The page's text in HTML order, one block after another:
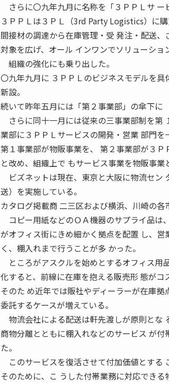
さらに〇九年九月に名称を「３ＰＰＬサ ー
３ＰＰＬは３ＰＬ（3rd Party Logistics）に
間接材の調達から在庫管理・受 発注・配送
対象を広げ、オール インワンでソリューショ
組織の強化にも乗り出した。
〇九年九月に ３ＰＰＬのビジネスモデルを
新設。
続いて昨年五月には「第２事業部」の傘下に
さらに同十一月には従来の三事業部制を第
業部に３ＰＰＬサービスの開発・営業 部門を
第１事業部が物販事業を、 第２事業部が３
と改め、組織上で もサービス事業を物販事業
ビズネットは現在、東京と大阪に物流セン
送）を実施している。
カタログ掲載商 二三区および横浜、川崎の各
コピー用紙などのＯＡ機器のサプライ品は
がオフィス街にきめ細かく拠点を配置 し、
く、棚入れまで行うことが多 かった。
ところがアスクルを始めとするオフィス用
化すると、前線に在庫を抱える販売形 態がコ
そのた め近年では販社やディーラーが在庫
委託するケースが増えている。
物流会社による配送は軒先渡しが原則とな
商物分離とともに棚入れなどのサービス が
た。
このサービスを復活させて付加価値とする
そのために、こ うした付帯業務に対応でき